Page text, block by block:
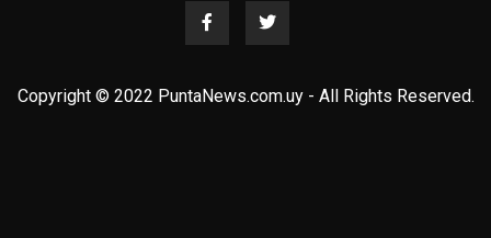
Copyright © 2022 PuntaNews.com.uy - All Rights Reserved.